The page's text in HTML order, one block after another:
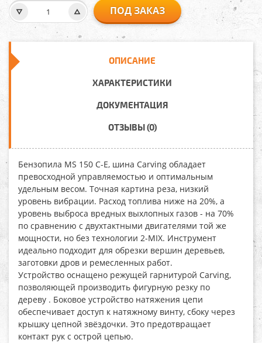
ПОД ЗАКАЗ
ОПИСАНИЕ
ХАРАКТЕРИСТИКИ
ДОКУМЕНТАЦИЯ
ОТЗЫВЫ (0)
Бензопила MS 150 C-E, шина Carving обладает
превосходной управляемостью и оптимальным
удельным весом. Точная картина реза, низкий
уровень вибрации. Расход топлива ниже на 20%, а
уровень выброса вредных выхлопных газов - на 70%
по сравнению с двухтактными двигателями той же
мощности, но без технологии 2-MIX. Инструмент
идеально подходит для обрезки вершин деревьев,
заготовки дров и ремесленных работ.
Устройство оснащено режущей гарнитурой Carving,
позволяющей производить фигурную резку по
дереву . Боковое устройство натяжения цепи
обеспечивает доступ к натяжному винту, сбоку через
крышку цепной звёздочки. Это предотвращает
контакт рук с острой цепью.